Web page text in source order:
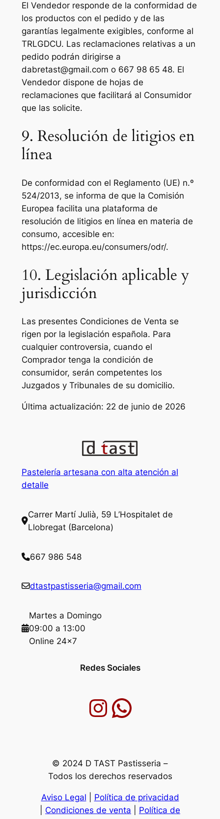
El Vendedor responde de la conformidad de
los productos con el pedido y de las
garantías legalmente exigibles, conforme al
TRLGDCU. Las reclamaciones relativas a un
pedido podrán dirigirse a
dabretast@gmail.com o 667 98 65 48. El
Vendedor dispone de hojas de
reclamaciones que facilitará al Consumidor
que las solicite.
9. Resolución de litigios en
línea
De conformidad con el Reglamento (UE) n.º
524/2013, se informa de que la Comisión
Europea facilita una plataforma de
resolución de litigios en línea en materia de
consumo, accesible en:
https://ec.europa.eu/consumers/odr/.
10. Legislación aplicable y
jurisdicción
Las presentes Condiciones de Venta se
rigen por la legislación española. Para
cualquier controversia, cuando el
Comprador tenga la condición de
consumidor, serán competentes los
Juzgados y Tribunales de su domicilio.
Última actualización: 22 de junio de 2026
Pastelería artesana con alta atención al
detalle
Carrer Martí Julià, 59 L’Hospitalet de
Llobregat (Barcelona)
667 986 548
dtastpastisseria@gmail.com
Martes a Domingo
09:00 a 13:00
Online 24×7
Redes Sociales
InstagramChatea por WhatsApp
© 2024 D TAST Pastisseria –
Todos los derechos reservados
Aviso Legal
Política de privacidad
Condiciones de venta
Política de